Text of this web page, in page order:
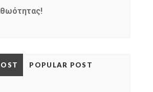
POPULAR POST